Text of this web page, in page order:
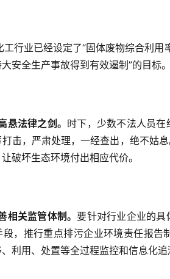
工行业已经设定了“固体废物综合利
安全生产事故得到有效遏制”的目标
悬法律之剑。 时下，少数不法人员
击，严肃处理，一经查出，绝不姑
破坏生态环境付出相应代价。
相关监管体制。要针对行业企业的
，推行重点排污企业环境责任报
利用、处置等全过程监控和信息化追